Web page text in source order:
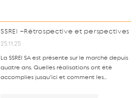
SSREI –Rétrospective et perspectives
25.11.25
La SSREI SA est présente sur le marché depuis
quatre ans. Quelles réalisations ont été
accomplies jusqu’ici et comment les…